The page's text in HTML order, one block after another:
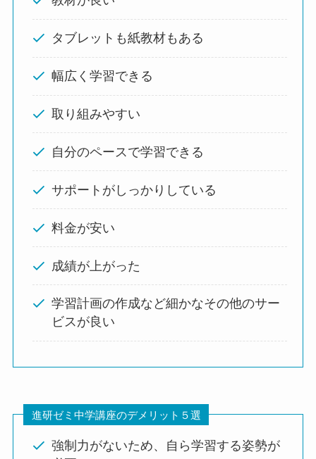
タブレットも紙教材もある
幅広く学習できる
取り組みやすい
自分のペースで学習できる
サポートがしっかりしている
料金が安い
成績が上がった
学習計画の作成など細かなその他のサー
ビスが良い
進研ゼミ中学講座のデメリット５選
強制力がないため、自ら学習する姿勢が